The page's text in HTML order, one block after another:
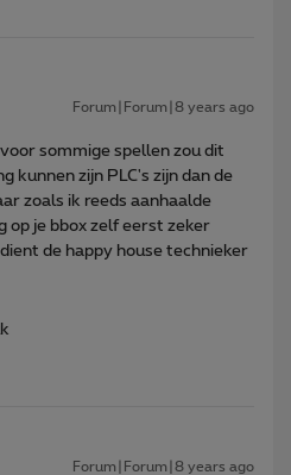
Forum|Forum|8 years ago
sommige spellen zou dit
kunnen zijn PLC's zijn dan de
zoals ik reeds aanhaalde
op je bbox zelf eerst zeker
de happy house technieker
Forum|Forum|8 years ago